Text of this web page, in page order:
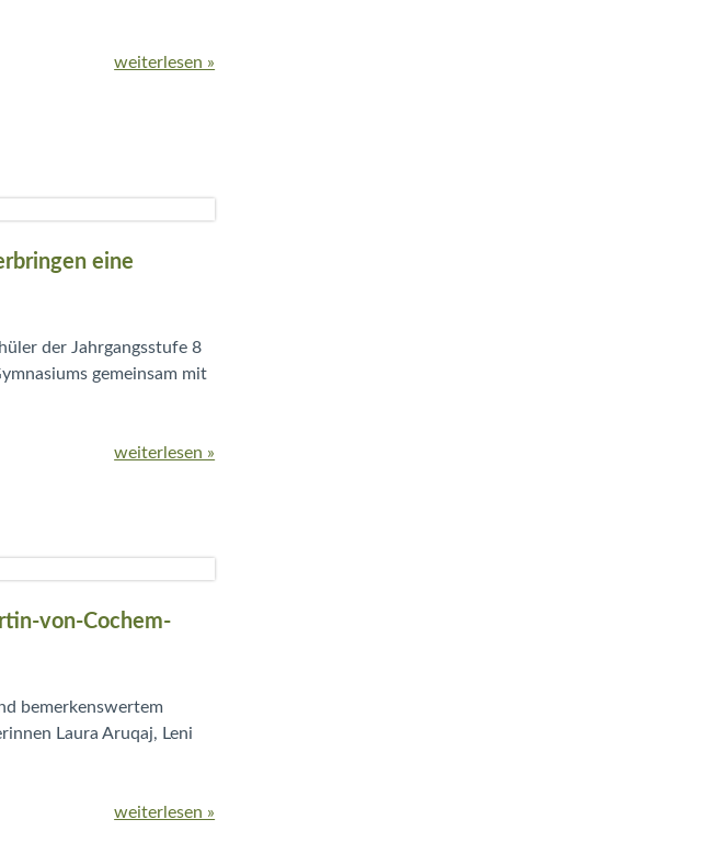
weiterlesen »
eine
der Jahrgangsstufe 8
gemeinsam mit
weiterlesen »
von-Cochem-
bemerkenswertem
Laura Aruqaj, Leni
weiterlesen »